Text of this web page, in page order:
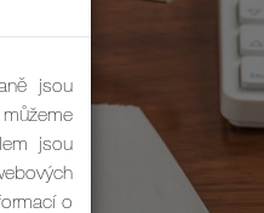
jsou
jsou
o